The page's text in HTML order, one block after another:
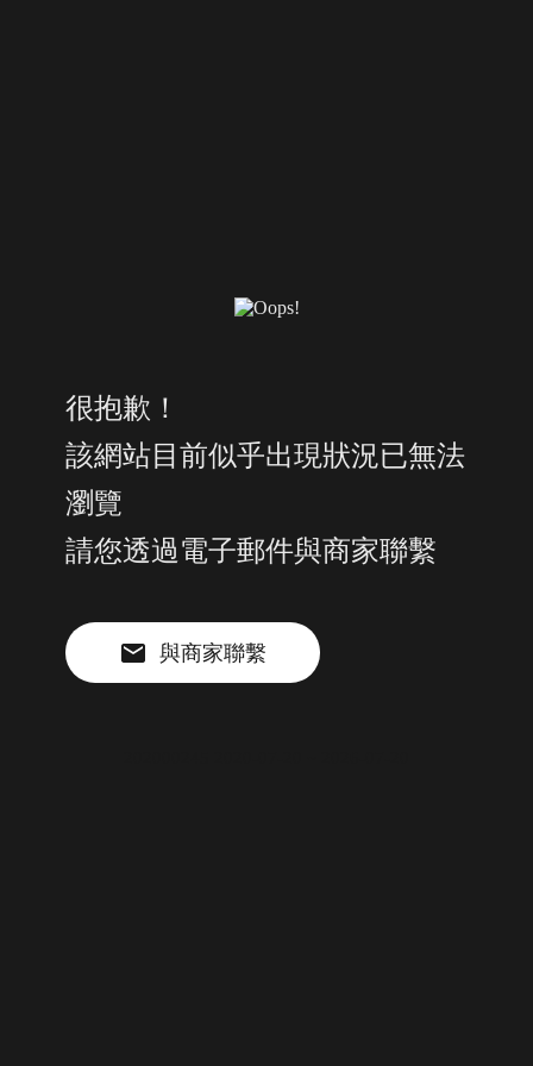
很抱歉！
該網站目前似乎出現狀況已無法
瀏覽
請您透過電子郵件與商家聯繫
與商家聯繫